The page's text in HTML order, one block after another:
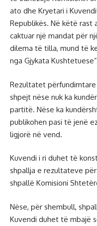
ato dhe Kryetari i
Republikës. Në këtë
caktuar një mandat për
dilema të tilla, mund të
nga Gjykata
Rezultatet
shpejt nëse nuk ka
partitë. Nëse ka
publikohen pasi të jenë
ligjorë në vend.
Kuvendi i ri duhet të
shpallja e rezultateve
shpallë Komisioni
Nëse, për shembull,
Kuvendi duhet të mbajë